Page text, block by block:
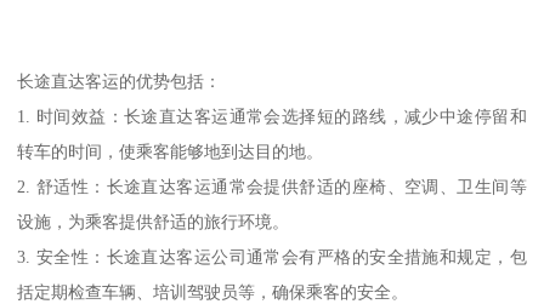
长途直达客运的优势包括：
1. 时间效益：长途直达客运通常会选择短的路线，减少中途停留和
转车的时间，使乘客能够地到达目的地。
2. 舒适性：长途直达客运通常会提供舒适的座椅、空调、卫生间等
设施，为乘客提供舒适的旅行环境。
3. 安全性：长途直达客运公司通常会有严格的安全措施和规定，包
括定期检查车辆、培训驾驶员等，确保乘客的安全。